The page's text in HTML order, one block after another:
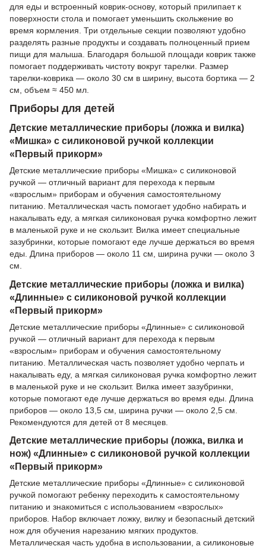
для еды и встроенный коврик-основу, который прилипает к
поверхности стола и помогает уменьшить скольжение во
время кормления. Три отдельные секции позволяют удобно
разделять разные продукты и создавать полноценный прием
пищи для малыша. Благодаря большой площади коврик также
помогает поддерживать чистоту вокруг тарелки. Размер
тарелки-коврика — около 30 см в ширину, высота бортика — 2
см, объем ≈ 450 мл.
Приборы для детей
Детские металлические приборы (ложка и вилка)
«Мишка» с силиконовой ручкой коллекции
«Первый прикорм»
Детские металлические приборы «Мишка» с силиконовой
ручкой — отличный вариант для перехода к первым
«взрослым» приборам и обучения самостоятельному
питанию. Металлическая часть помогает удобно набирать и
накалывать еду, а мягкая силиконовая ручка комфортно лежит
в маленькой руке и не скользит. Вилка имеет специальные
зазубринки, которые помогают еде лучше держаться во время
еды. Длина приборов — около 11 см, ширина ручки — около 3
см.
Детские металлические приборы (ложка и вилка)
«Длинные» с силиконовой ручкой коллекции
«Первый прикорм»
Детские металлические приборы «Длинные» с силиконовой
ручкой — отличный вариант для перехода к первым
«взрослым» приборам и обучения самостоятельному
питанию. Металлическая часть позволяет удобно черпать и
накалывать еду, а мягкая силиконовая ручка комфортно лежит
в маленькой руке и не скользит. Вилка имеет зазубринки,
которые помогают еде лучше держаться во время еды. Длина
приборов — около 13,5 см, ширина ручки — около 2,5 см.
Рекомендуются для детей от 8 месяцев.
Детские металлические приборы (ложка, вилка и
нож) «Длинные» с силиконовой ручкой коллекции
«Первый прикорм»
Детские металлические приборы «Длинные» с силиконовой
ручкой помогают ребенку переходить к самостоятельному
питанию и знакомиться с использованием «взрослых»
приборов. Набор включает ложку, вилку и безопасный детский
нож для обучения нарезанию мягких продуктов.
Металлическая часть удобна в использовании, а силиконовые